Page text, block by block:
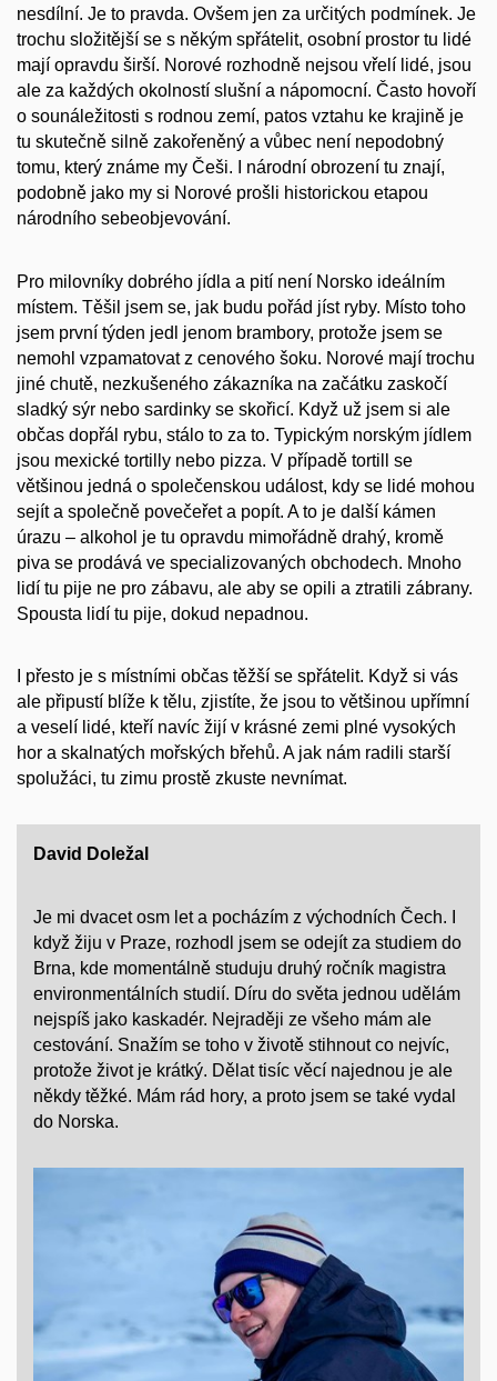
nesdílní. Je to pravda. Ovšem jen za určitých podmínek. Je
trochu složitější se s někým spřátelit, osobní prostor tu lidé
mají opravdu širší. Norové rozhodně nejsou vřelí lidé, jsou
ale za každých okolností slušní a nápomocní. Často hovoří
o sounáležitosti s rodnou zemí, patos vztahu ke krajině je
tu skutečně silně zakořeněný a vůbec není nepodobný
tomu, který známe my Češi. I národní obrození tu znají,
podobně jako my si Norové prošli historickou etapou
národního sebeobjevování.
Pro milovníky dobrého jídla a pití není Norsko ideálním
místem. Těšil jsem se, jak budu pořád jíst ryby. Místo toho
jsem první týden jedl jenom brambory, protože jsem se
nemohl vzpamatovat z cenového šoku. Norové mají trochu
jiné chutě, nezkušeného zákazníka na začátku zaskočí
sladký sýr nebo sardinky se skořicí. Když už jsem si ale
občas dopřál rybu, stálo to za to. Typickým norským jídlem
jsou mexické tortilly nebo pizza. V případě tortill se
většinou jedná o společenskou událost, kdy se lidé mohou
sejít a společně povečeřet a popít. A to je další kámen
úrazu – alkohol je tu opravdu mimořádně drahý, kromě
piva se prodává ve specializovaných obchodech. Mnoho
lidí tu pije ne pro zábavu, ale aby se opili a ztratili zábrany.
Spousta lidí tu pije, dokud nepadnou.
I přesto je s místními občas těžší se spřátelit. Když si vás
ale připustí blíže k tělu, zjistíte, že jsou to většinou upřímní
a veselí lidé, kteří navíc žijí v krásné zemi plné vysokých
hor a skalnatých mořských břehů. A jak nám radili starší
spolužáci, tu zimu prostě zkuste nevnímat.
David Doležal
Je mi dvacet osm let a pocházím z východních Čech. I
když žiju v Praze, rozhodl jsem se odejít za studiem do
Brna, kde momentálně studuju druhý ročník magistra
environmentálních studií. Díru do světa jednou udělám
nejspíš jako kaskadér. Nejraději ze všeho mám ale
cestování. Snažím se toho v životě stihnout co nejvíc,
protože život je krátký. Dělat tisíc věcí najednou je ale
někdy těžké. Mám rád hory, a proto jsem se také vydal
do Norska.